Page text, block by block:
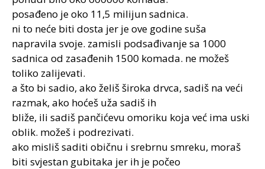
posađeno je oko 11,5 milijun sadnica.
ni to neće biti dosta jer je ove godine suša
napravila svoje. zamisli podsađivanje sa 1000
sadnica od zasađenih 1500 komada. ne možeš
toliko zalijevati.
a što bi sadio, ako želiš široka drvca, sadiš na veći
razmak, ako hoćeš uža sadiš ih
bliže, ili sadiš pančićevu omoriku koja već ima uski
oblik. možeš i podrezivati.
ako misliš saditi običnu i srebrnu smreku, moraš
biti svjestan gubitaka jer ih je počeo